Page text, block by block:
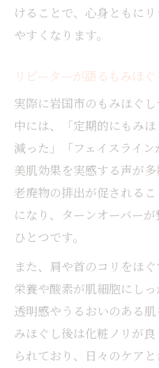
けることで、心身ともに
やすくなります。
リピーターが語るもみほ
実際に岩国市のもみほぐ
中には、「定期的にもみ
減った」「フェイスライ
美肌効果を実感する声が
老廃物の排出が促される
になり、ターンオーバー
ひとつです。
また、肩や首のコリをほ
栄養や酸素が肌細胞にしっ
透明感やうるおいのある
みほぐし後は化粧ノリが
られており、日々のケア